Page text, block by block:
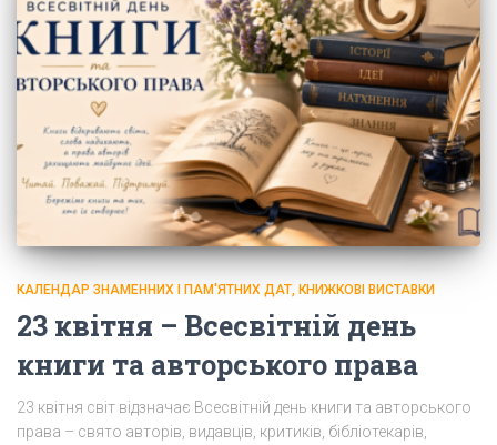
КАЛЕНДАР ЗНАМЕННИХ І ПАМ'ЯТНИХ ДАТ, КНИЖКОВІ ВИСТАВКИ
23 квітня – Всесвітній день
книги та авторського права
23 квітня світ відзначає Всесвітній день книги та авторського
права – свято авторів, видавців, критиків, бібліотекарів,